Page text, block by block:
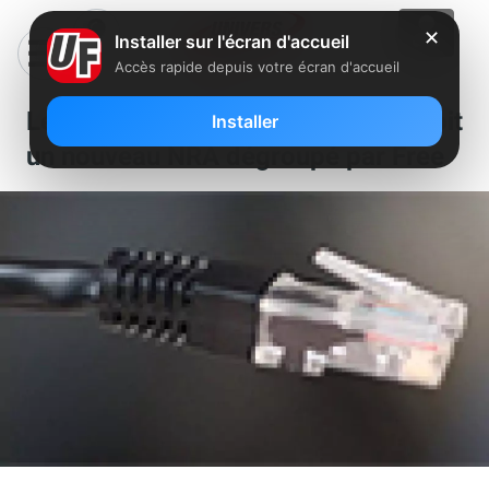
Le département de l’Eure et Loir voit
un nouveau NRA dégroupé par Free
✕
Installer sur l'écran d'accueil
Accès rapide depuis votre écran d'accueil
Installer